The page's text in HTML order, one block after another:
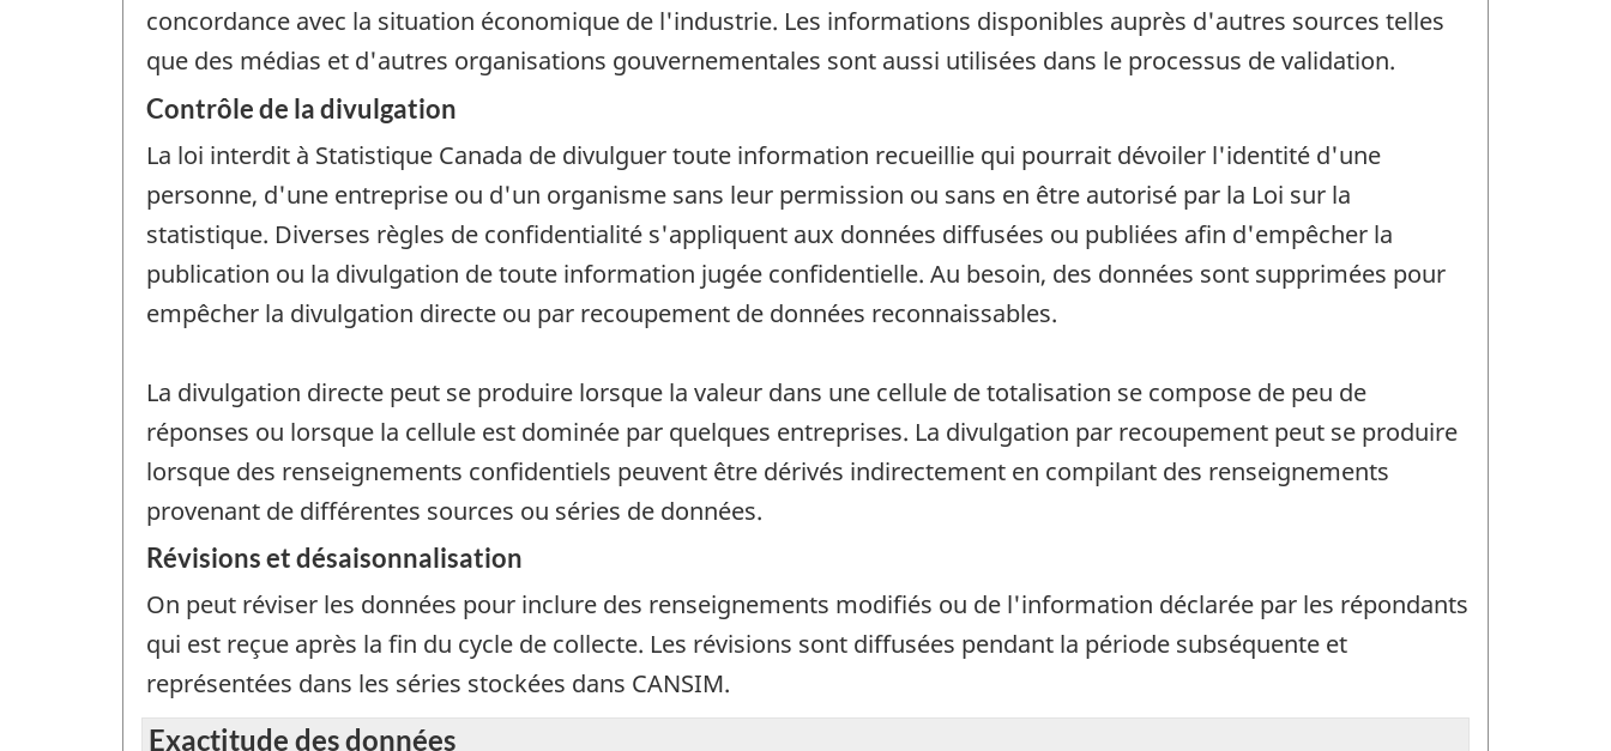
concordance avec la situation économique de l'industrie. Les informations disponibles auprès d'autres sources telles
que des médias et d'autres organisations gouvernementales sont aussi utilisées dans le processus de validation.
Contrôle de la divulgation
La loi interdit à Statistique Canada de divulguer toute information recueillie qui pourrait dévoiler l'identité d'une
personne, d'une entreprise ou d'un organisme sans leur permission ou sans en être autorisé par la Loi sur la
statistique. Diverses règles de confidentialité s'appliquent aux données diffusées ou publiées afin d'empêcher la
publication ou la divulgation de toute information jugée confidentielle. Au besoin, des données sont supprimées pour
empêcher la divulgation directe ou par recoupement de données reconnaissables.
La divulgation directe peut se produire lorsque la valeur dans une cellule de totalisation se compose de peu de
réponses ou lorsque la cellule est dominée par quelques entreprises. La divulgation par recoupement peut se produire
lorsque des renseignements confidentiels peuvent être dérivés indirectement en compilant des renseignements
provenant de différentes sources ou séries de données.
Révisions et désaisonnalisation
On peut réviser les données pour inclure des renseignements modifiés ou de l'information déclarée par les répondants
qui est reçue après la fin du cycle de collecte. Les révisions sont diffusées pendant la période subséquente et
représentées dans les séries stockées dans CANSIM.
Exactitude des données